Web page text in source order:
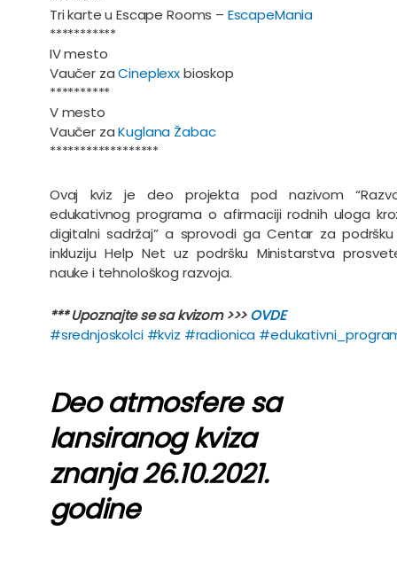
Tri karte u Escape Rooms – EscapeMania
***********
IV mesto
Vaučer zaCineplexxbioskop
**********
V mesto
Vaučer zaKuglana Žabac
******************
Ovaj kviz je deo projekta pod nazivom
edukativnog programa o afirmaciji rodnih uloga
digitalni sadržaj” a sprovodi ga Centar za
inkluziju Help Net uz podršku Ministarstva
nauke i tehnološkog razvoja.
*** Upoznajte se sa kvizom >>>OVDE
#srednjoskolci #kviz #radionica #
Deo atmosfere sa
lansiranog kviza
znanja 26.10.2021.
godine